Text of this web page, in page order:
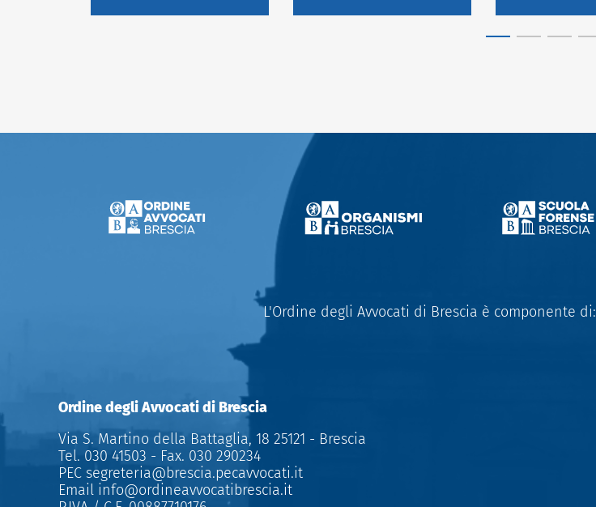
L'Ordine degli Avvocati di Brescia è componente di:
Ordine degli Avvocati di Brescia
Via S. Martino della Battaglia, 18 25121 - Brescia
Tel. 030 41503 - Fax. 030 290234
PEC segreteria@brescia.pecavvocati.it
Email info@ordineavvocatibrescia.it